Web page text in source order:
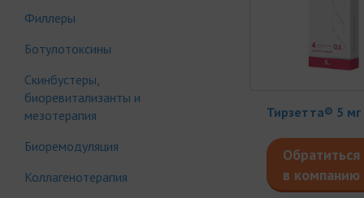
Филлеры
Ботулотоксины
Скинбустеры,
биоревитализанты и
мезотерапия
Биоремодуляция
Коллагенотерапия
Тирзетта® 5 мг
Обратиться
в компанию